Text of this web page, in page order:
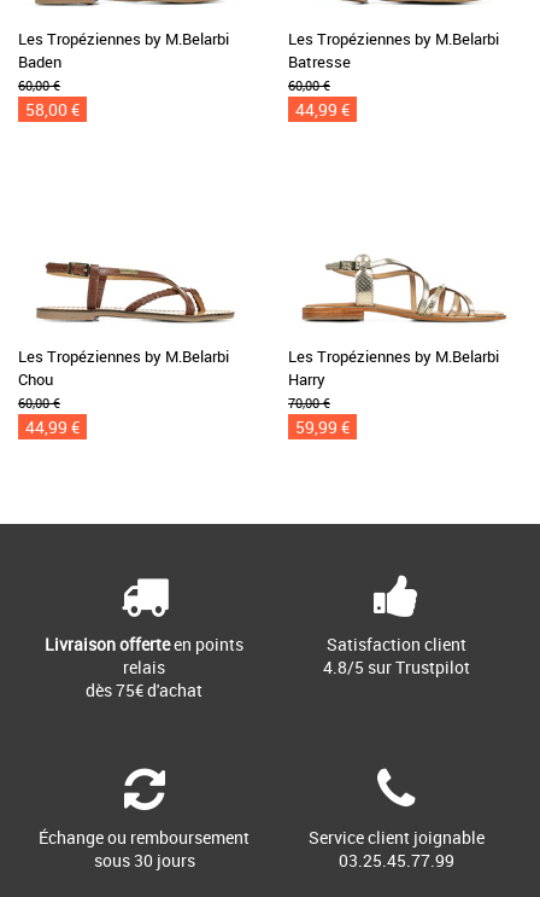
Les Tropéziennes by M.Belarbi
Baden
60,00 €
58,00 €
Les Tropéziennes by M.Belarbi
Batresse
60,00 €
44,99 €
Les Tropéziennes by M.Belarbi
Chou
60,00 €
44,99 €
Les Tropéziennes by M.Belarbi
Harry
70,00 €
59,99 €
Livraison offerteen points
relais
dès 75€ d'achat
Satisfaction client
4.8/5 sur Trustpilot
Échange ou remboursement
sous 30 jours
Service client joignable
03.25.45.77.99